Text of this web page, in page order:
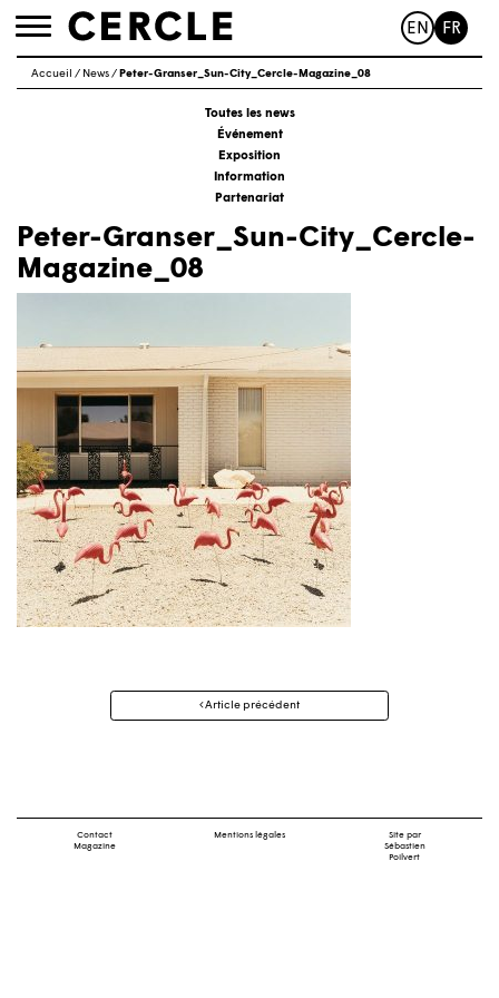
Toggle
EN FR
Accueil / News/ Peter-Granser_Sun-City_Cercle-Magazine_08
Toutes les news
Événement
Exposition
Information
Partenariat
Peter-Granser_Sun-City_Cercle-
Magazine_08
Navigation
Article précédent
Contact
Magazine
Mentions légales
Site par
Sébastien
Poilvert